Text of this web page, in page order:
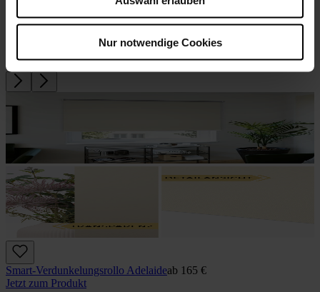
Nur notwendige Cookies
Smart-Verdunkelungsrollo Adelaideab 165 €
Jetzt zum Produkt